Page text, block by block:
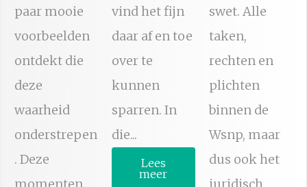
paar mooie
voorbeelden
ontdekt die
deze
waarheid
onderstrepen
. Deze
vind het fijn
daar af en toe
over te
kunnen
sparren. In
die...
Lees
meer
swet. Alle
taken,
rechten en
plichten
binnen de
Wsnp, maar
dus ook het